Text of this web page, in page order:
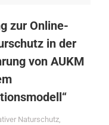
zur Online-
in der
von AUKM
Naturschutz,